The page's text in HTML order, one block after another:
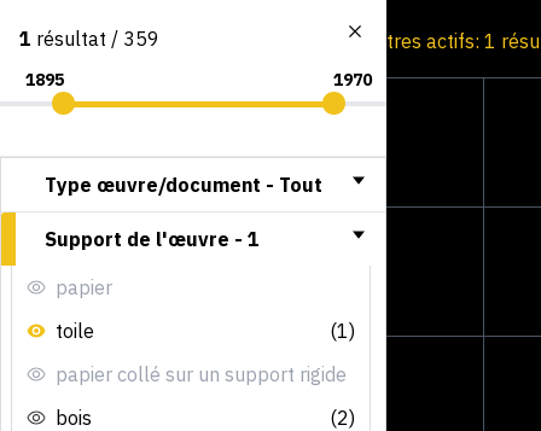
Consultation par image Filtres actifs: 1
1 résultat / 359
Type œuvre/document - Tout
Support de l'œuvre - 1
papier
toile
(1)
papier collé sur un support rigide
bois
(2)